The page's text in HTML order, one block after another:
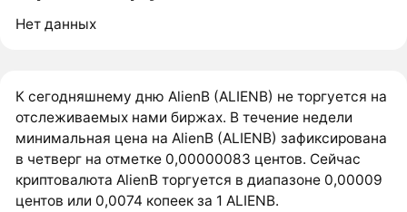
Нет данных
К сегодняшнему дню AlienB (ALIENB) не торгуется на
отслеживаемых нами биржах. В течение недели
минимальная цена на AlienB (ALIENB) зафиксирована
в четверг на отметке 0,00000083 центов. Сейчас
криптовалюта AlienB торгуется в диапазоне 0,00009
центов или 0,0074 копеек за 1 ALIENB.